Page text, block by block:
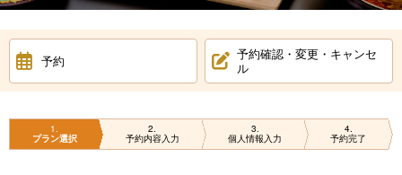
温泉 お部屋
館内施設 合宿
周辺観光 アクセス
予約
予約確認・変更・キャンセ
ル
1
プラン選択
2
予約内容入力
3
個人情報入力
4
予約完了